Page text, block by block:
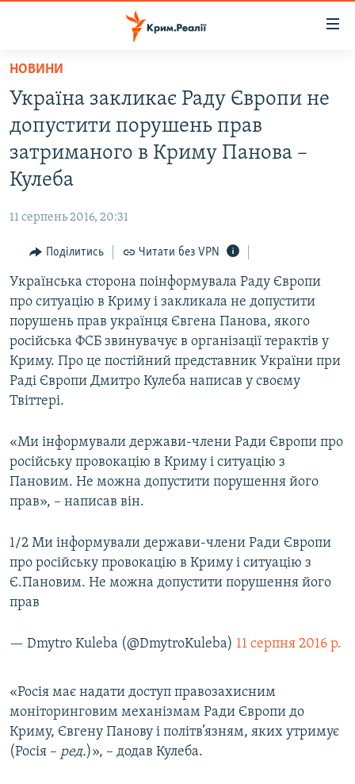
Перейти
основного
матеріалу
Перейти
до
основної
Перейти
пошуку
ВОДА.КРИМ
ВІДЕО ТА ФОТО
ПОЛІТИКА
ПОГЛЯД
ІНТЕРВ'Ю
ВСЕ ЗА ДЕНЬ
СПЕЦПРОЕКТИ
ДЕПОРТАЦІЯ
ВІДЕОУРОКИ «ELIFBE»
СВІДЧЕННЯ ОКУПАЦІЇ
ІНФОГРАФІКА
ЯК ОБІЙТИ БЛОКУВАННЯ
Русский
Qırımtatar
ДОЛУЧАЙСЯ!
НОВИНИ
Україна закликає Раду Європи не
допустити порушень прав
затриманого в Криму Панова –
Кулеба
11 серпень 2016, 20:31
Поділитись Читати без VPN
Українська сторона поінформувала Раду Європи
про ситуацію в Криму і закликала не допустити
порушень прав українця Євгена Панова, якого
російська ФСБ звинувачує в організації терактів у
Криму. Про це постійний представник України при
Раді Європи Дмитро Кулеба написав у своєму
Твіттері.
«Ми інформували держави-члени Ради Європи про
російську провокацію в Криму і ситуацію з
Пановим. Не можна допустити порушення його
прав», – написав він.
1/2 Ми інформували держави-члени Ради Європи
про російську провокацію в Криму і ситуацію з
Є.Пановим. Не можна допустити порушення його
прав
— Dmytro Kuleba (@DmytroKuleba) 11 серпня 2016 р.
«Росія має надати доступ правозахисним
моніторинговим механізмам Ради Європи до
Криму, Євгену Панову і політв’язням, яких утримує
(Росія – ред.)», – додав Кулеба.